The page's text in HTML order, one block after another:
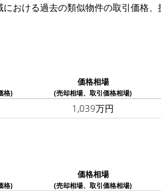
おける過去の類似物件の取引価格
格)
価格相場
(売却相場、取引価格相場)
1,039万円
格)
価格相場
(売却相場、取引価格相場)